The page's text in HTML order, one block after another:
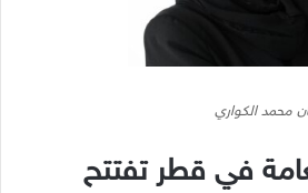
محمد الكواري
في قطر تفتتح